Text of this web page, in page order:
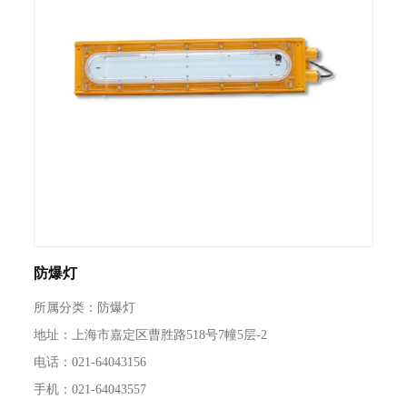
防爆灯
所属分类：防爆灯
地址：上海市嘉定区曹胜路518号7幢5层-2
电话：021-64043156
手机：021-64043557